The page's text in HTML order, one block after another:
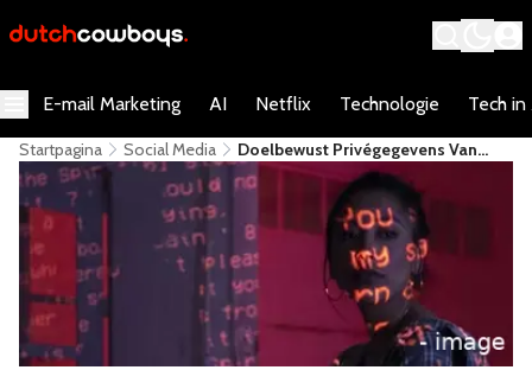
E-mail Marketing AI Netflix Technologie Tech in
Startpagina Social Media
Doelbewust Privégegevens Van
Anderen Verspreiden Wordt
Strafbaar